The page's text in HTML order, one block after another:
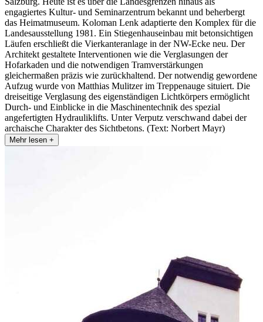
engagiertes Kultur- und Seminarzentrum bekannt und beherbergt
das Heimatmuseum. Koloman Lenk adaptierte den Komplex für die
Landesausstellung 1981. Ein Stiegenhauseinbau mit betonsichtigen
Läufen erschließt die Vierkanteranlage in der NW-Ecke neu. Der
Architekt gestaltete Interventionen wie die Verglasungen der
Hofarkaden und die notwendigen Tramverstärkungen
gleichermaßen präzis wie zurückhaltend. Der notwendig gewordene
Aufzug wurde von Matthias Mulitzer im Treppenauge situiert. Die
dreiseitige Verglasung des eigenständigen Lichtkörpers ermöglicht
Durch- und Einblicke in die Maschinentechnik des spezial
angefertigten Hydrauliklifts. Unter Verputz verschwand dabei der
archaische Charakter des Sichtbetons. (Text: Norbert Mayr)
Mehr lesen +